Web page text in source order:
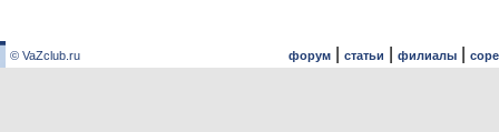
© VaZclub.ru форум| статьи филиалы|